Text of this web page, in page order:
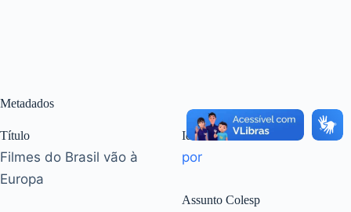
Metadados
Título
Filmes do Brasil vão à
Europa
Idioma
por
Assunto Colesp